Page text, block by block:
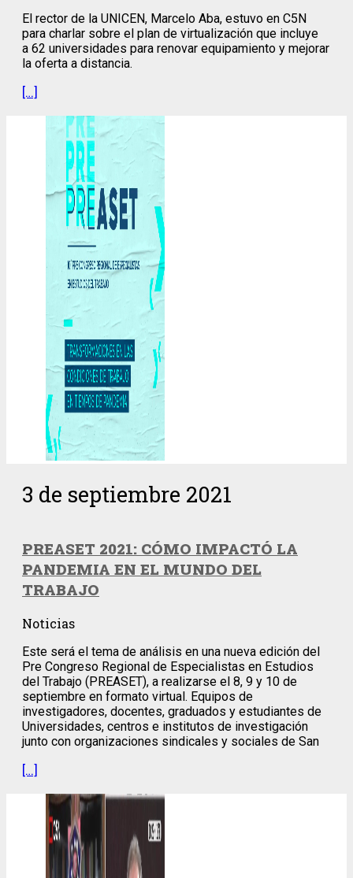
El rector de la UNICEN, Marcelo Aba, estuvo en C5N
para charlar sobre el plan de virtualización que incluye
a 62 universidades para renovar equipamiento y mejorar
la oferta a distancia.
[…]
3 de septiembre 2021
PREASET 2021: CÓMO IMPACTÓ LA
PANDEMIA EN EL MUNDO DEL
TRABAJO
Noticias
Este será el tema de análisis en una nueva edición del
Pre Congreso Regional de Especialistas en Estudios
del Trabajo (PREASET), a realizarse el 8, 9 y 10 de
septiembre en formato virtual. Equipos de
investigadores, docentes, graduados y estudiantes de
Universidades, centros e institutos de investigación
junto con organizaciones sindicales y sociales de San
[…]